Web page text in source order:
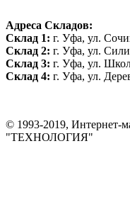
Адреса Складов:
Склад 1: г. Уфа, ул.
Склад 2: г. Уфа, ул.
Склад 3: г. Уфа, ул.
Склад 4: г. Уфа, ул.
© 1993-2019, Интернет-
"ТЕХНОЛОГИЯ"